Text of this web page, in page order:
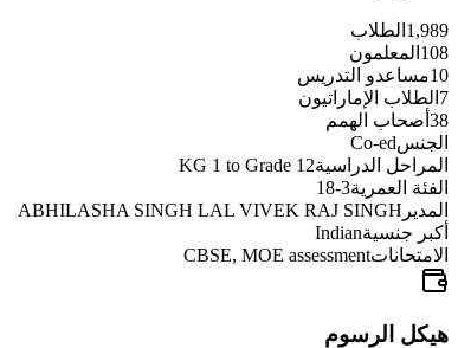
1,989 الطلاب
108 المعلمون
10مساعدو التدريس
7 الطلاب الإماراتيون
38 أصحاب الهمم
الجنسCo-ed
المراحل الدراسيةKG 1 to Grade 12
الفئة العمرية3-18
المدير ABHILASHA SINGH LAL VIVEK RAJ SINGH
أكبر جنسيةIndian
الامتحاناتCBSE, MOE assessment
هيكل الرسوم